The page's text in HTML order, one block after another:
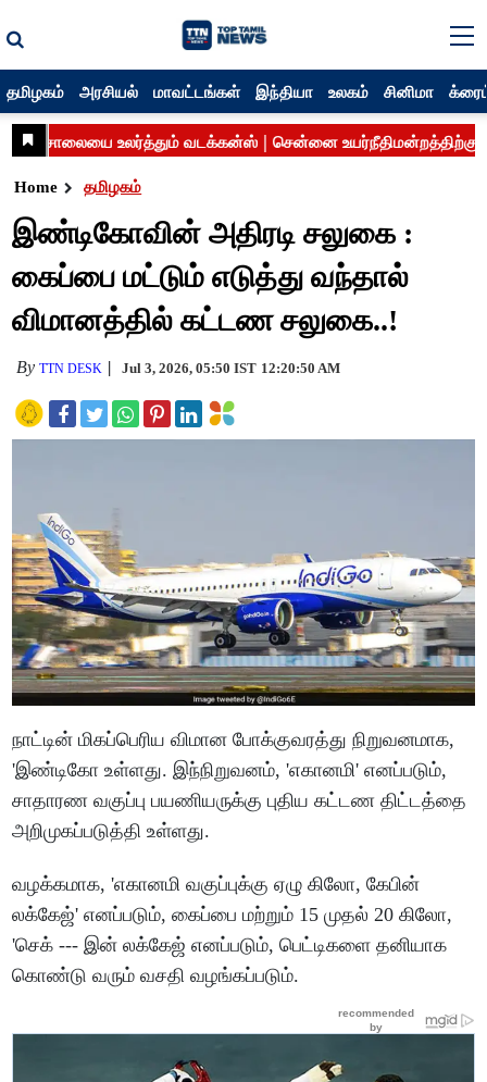
தமிழகம் அரசியல் மாவட்டங்கள் இந்தியா உலகம் சினிமா
Home தமிழகம்
இண்டிகோவின் அதிரடி சலுகை :
கைப்பை மட்டும் எடுத்து வந்தால்
விமானத்தில் கட்டண சலுகை..!
ByTTN DESK Jul 3, 2026, 05:50 IST 12:20:50 AM
நாட்டின் மிகப்பெரிய விமான போக்குவரத்து நிறுவனமாக,
'இண்டிகோ உள்ளது. இந்நிறுவனம், 'எகானமி' எனப்படும்,
சாதாரண வகுப்பு பயணியருக்கு புதிய கட்டண திட்டத்தை
அறிமுகப்படுத்தி உள்ளது.
வழக்கமாக, 'எகானமி வகுப்புக்கு ஏழு கிலோ, கேபின்
லக்கேஜ்' எனப்படும், கைப்பை மற்றும் 15 முதல் 20 கிலோ,
'செக் --- இன் லக்கேஜ் எனப்படும், பெட்டிகளை தனியாக
கொண்டு வரும் வசதி வழங்கப்படும்.